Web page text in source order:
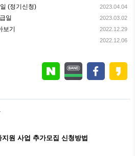
(정기신청) 2023.04.04
일 2023.03.02
기 2022.12.29
2022.12.06
지원 사업 추가모집 신청방법